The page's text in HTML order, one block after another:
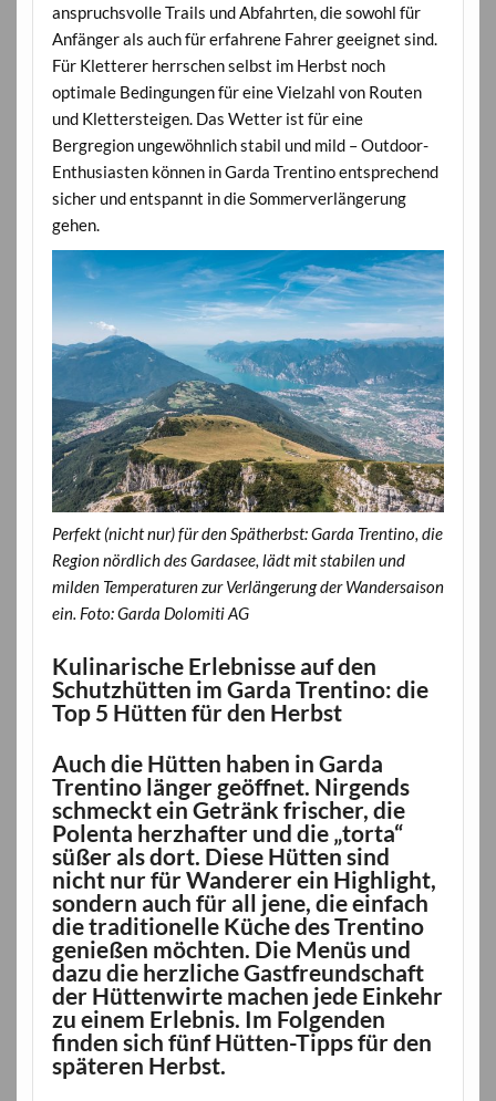
anspruchsvolle Trails und Abfahrten, die sowohl für
Anfänger als auch für erfahrene Fahrer geeignet sind.
Für Kletterer herrschen selbst im Herbst noch
optimale Bedingungen für eine Vielzahl von Routen
und Klettersteigen. Das Wetter ist für eine
Bergregion ungewöhnlich stabil und mild – Outdoor-
Enthusiasten können in Garda Trentino entsprechend
sicher und entspannt in die Sommerverlängerung
gehen.
Perfekt (nicht nur) für den Spätherbst: Garda Trentino, die
Region nördlich des Gardasee, lädt mit stabilen und
milden Temperaturen zur Verlängerung der Wandersaison
ein. Foto: Garda Dolomiti AG
Kulinarische Erlebnisse auf den
Schutzhütten im Garda Trentino: die
Top 5 Hütten für den Herbst
Auch die Hütten haben in Garda
Trentino länger geöffnet. Nirgends
schmeckt ein Getränk frischer, die
Polenta herzhafter und die „torta“
süßer als dort. Diese Hütten sind
nicht nur für Wanderer ein Highlight,
sondern auch für all jene, die einfach
die traditionelle Küche des Trentino
genießen möchten. Die Menüs und
dazu die herzliche Gastfreundschaft
der Hüttenwirte machen jede Einkehr
zu einem Erlebnis. Im Folgenden
finden sich fünf Hütten-Tipps für den
späteren Herbst.